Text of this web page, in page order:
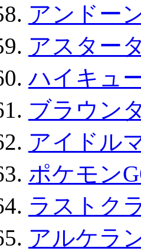
アンドー
アスター
ハイキュ
ブラウン
アイドル
ポケモン
ラストク
アルケラ